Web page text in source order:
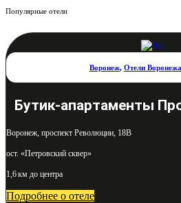
Популярные отели
Воронеж, Отели Воронежа
Бутик-апартаменты
Воронеж, проспект Революции, 18В
ост. «Петровский сквер»
1,6 км до центра
Подробнее о отеле